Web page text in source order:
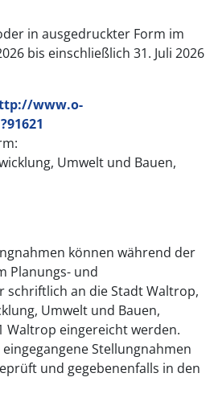
in ausgedruckter Form im
bis einschließlich 31. Juli 2026
www.o-
Umwelt und Bauen,
können während der
Planungs- und
schriftlich an die Stadt Waltrop,
Umwelt und Bauen,
Waltrop eingereicht werden.
Stellungnahmen
und gegebenenfalls in den